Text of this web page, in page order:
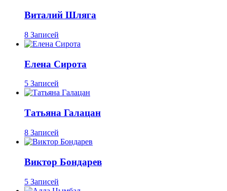
Виталий Шляга
8 Записей
Елена Сирота
5 Записей
Татьяна Галацан
8 Записей
Виктор Бондарев
5 Записей